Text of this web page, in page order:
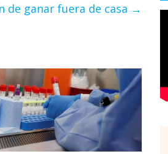
de ganar fuera de casa →